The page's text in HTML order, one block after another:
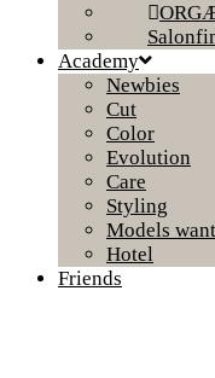
Academy
Newbies
Cut
Color
Evolution
Care
Styling
Models
Hotel
Friends